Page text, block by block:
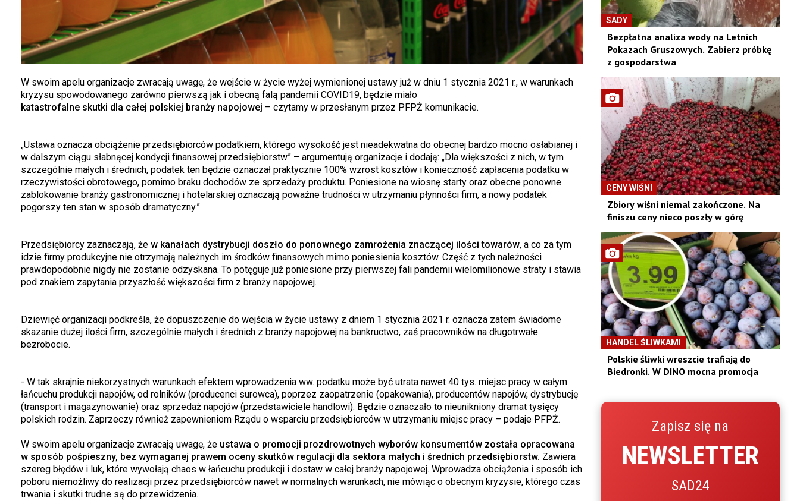
W swoim apelu organizacje zwracają uwagę, że wejście w życie wyżej wymienionej ustawy już w dniu 1 stycznia 2021 r., w warunkach
kryzysu spowodowanego zarówno pierwszą jak i obecną falą pandemii COVID19, będzie miało
katastrofalne skutki dla całej polskiej branży napojowej – czytamy w przesłanym przez PFPŻ komunikacie.
„Ustawa oznacza obciążenie przedsiębiorców podatkiem, którego wysokość jest nieadekwatna do obecnej bardzo mocno osłabianej i
w dalszym ciągu słabnącej kondycji finansowej przedsiębiorstw” – argumentują organizacje i dodają: „Dla większości z nich, w tym
szczególnie małych i średnich, podatek ten będzie oznaczał praktycznie 100% wzrost kosztów i konieczność zapłacenia podatku w
rzeczywistości obrotowego, pomimo braku dochodów ze sprzedaży produktu. Poniesione na wiosnę starty oraz obecne ponowne
zablokowanie branży gastronomicznej i hotelarskiej oznaczają poważne trudności w utrzymaniu płynności firm, a nowy podatek
pogorszy ten stan w sposób dramatyczny.”
Przedsiębiorcy zaznaczają, że w kanałach dystrybucji doszło do ponownego zamrożenia znaczącej ilości towarów, a co za tym
idzie firmy produkcyjne nie otrzymają należnych im środków finansowych mimo poniesienia kosztów. Część z tych należności
prawdopodobnie nigdy nie zostanie odzyskana. To potęguje już poniesione przy pierwszej fali pandemii wielomilionowe straty i stawia
pod znakiem zapytania przyszłość większości firm z branży napojowej.
Dziewięć organizacji podkreśla, że dopuszczenie do wejścia w życie ustawy z dniem 1 stycznia 2021 r. oznacza zatem świadome
skazanie dużej ilości firm, szczególnie małych i średnich z branży napojowej na bankructwo, zaś pracowników na długotrwałe
bezrobocie.
- W tak skrajnie niekorzystnych warunkach efektem wprowadzenia ww. podatku może być utrata nawet 40 tys. miejsc pracy w całym
łańcuchu produkcji napojów, od rolników (producenci surowca), poprzez zaopatrzenie (opakowania), producentów napojów, dystrybucję
(transport i magazynowanie) oraz sprzedaż napojów (przedstawiciele handlowi). Będzie oznaczało to nieunikniony dramat tysięcy
polskich rodzin. Zaprzeczy również zapewnieniom Rządu o wsparciu przedsiębiorców w utrzymaniu miejsc pracy – podaje PFPŻ.
W swoim apelu organizacje zwracają uwagę, że ustawa o promocji prozdrowotnych wyborów konsumentów została opracowana
w sposób pośpieszny, bez wymaganej prawem oceny skutków regulacji dla sektora małych i średnich przedsiębiorstw. Zawiera
szereg błędów i luk, które wywołają chaos w łańcuchu produkcji i dostaw w całej branży napojowej. Wprowadza obciążenia i sposób ich
poboru niemożliwy do realizacji przez przedsiębiorców nawet w normalnych warunkach, nie mówiąc o obecnym kryzysie, którego czas
trwania i skutki trudne są do przewidzenia.
SADY
Bezpłatna analiza wody na Letnich
Pokazach Gruszowych. Zabierz próbkę
z gospodarstwa
CENY WIŚNI
Zbiory wiśni niemal zakończone. Na
finiszu ceny nieco poszły w górę
HANDEL ŚLIWKAMI
Polskie śliwki wreszcie trafiają do
Biedronki. W DINO mocna promocja
Zapisz się na
NEWSLETTER
SAD24